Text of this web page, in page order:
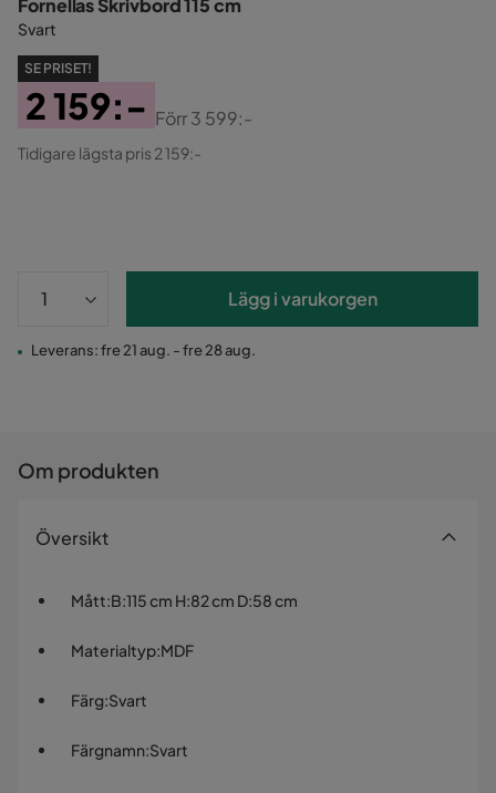
Fornellas Skrivbord 115 cm
Svart
SE PRISET!
Pris
2 159:-
Original
Förr3 599:-
Tidigare lägsta pris 2 159:-
Lägg i varukorgen
Leverans: fre 21 aug. - fre 28 aug.
Om produkten
Översikt
Mått:B:115 cm H:82 cm D:58 cm
Materialtyp:MDF
Färg:Svart
Färgnamn:Svart